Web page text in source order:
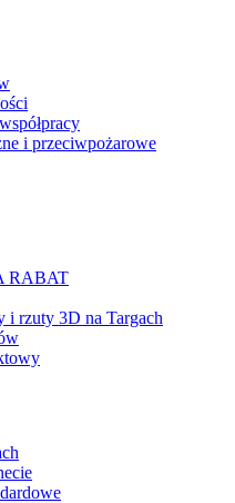
i przeciwpożarowe
RABAT
i rzuty 3D na Targach